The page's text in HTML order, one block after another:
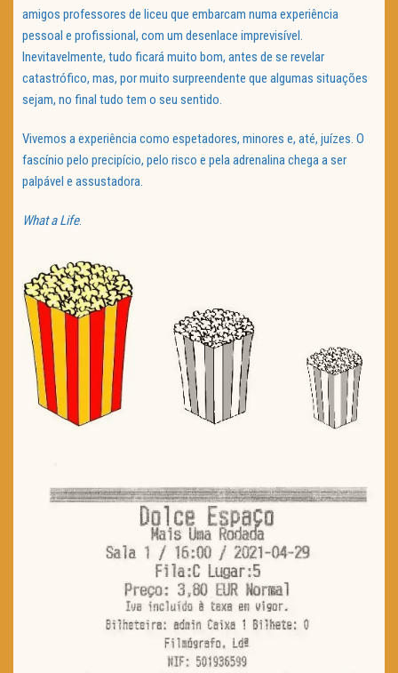
amigos professores de liceu que embarcam numa experiência
pessoal e profissional, com um desenlace imprevisível.
Inevitavelmente, tudo ficará muito bom, antes de se revelar
catastrófico, mas, por muito surpreendente que algumas situações
sejam, no final tudo tem o seu sentido.
Vivemos a experiência como espetadores, minores e, até, juízes. O
fascínio pelo precipício, pelo risco e pela adrenalina chega a ser
palpável e assustadora.
What a Life.